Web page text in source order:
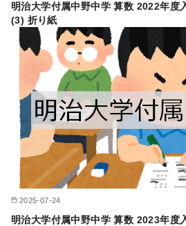
明治大学付属中野中学 算数 2022年度
(3) 折り紙
2025-07-24
明治大学付属中野中学 算数 2023年度